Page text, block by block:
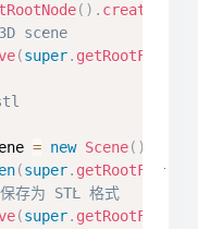
( ) .
scene
(super. getRootFile
= new Scene( )
(super. getRootFile
存为 STL 格式
(super. getRootFile